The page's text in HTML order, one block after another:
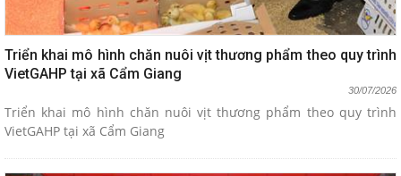
Triển khai mô hình chăn nuôi vịt thương phẩm theo quy trình
VietGAHP tại xã Cẩm Giang
30/07/2026
Triển khai mô hình chăn nuôi vịt thương phẩm theo quy trình
VietGAHP tại xã Cẩm Giang